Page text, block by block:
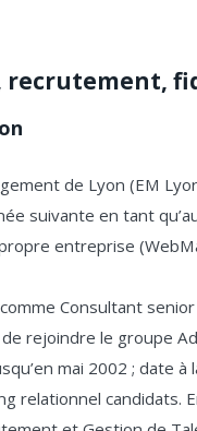
recrutement,
de Lyon (EM
suivante en tant
entreprise
Consultant
rejoindre le groupe
mai 2002 ; date à
relationnel candidats.